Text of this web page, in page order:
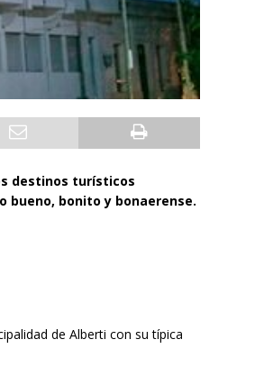
destinos turísticos
bueno, bonito y bonaerense.
de Alberti con su típica